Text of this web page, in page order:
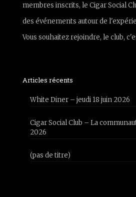
membres inscrits, le Cigar Social
des événements autour de
Vous souhaitez rejoindre, le club,
Articles récents
White Diner – jeudi 18 juin 2026
Cigar Social Club – La
2026
(pas de titre)